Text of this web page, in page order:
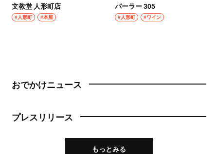
文教堂 人形町店
#人形町 #本屋
パーラー 305
#人形町 #ワイン
おでかけニュース
プレスリリース
もっとみる